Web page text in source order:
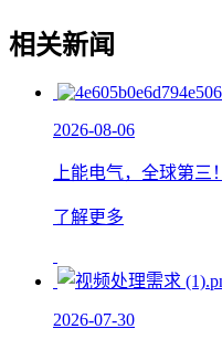
相关新闻
2026-08-06
上能电气，全球第三！
了解更多
2026-07-30